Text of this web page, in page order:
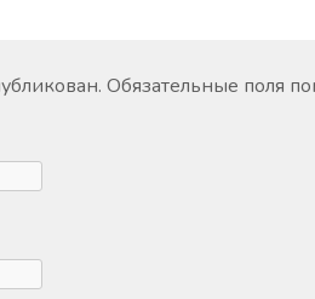
Обязательные поля